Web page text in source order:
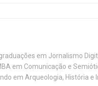
em Jornalismo
em Comunicação e
em Arqueologia, História e